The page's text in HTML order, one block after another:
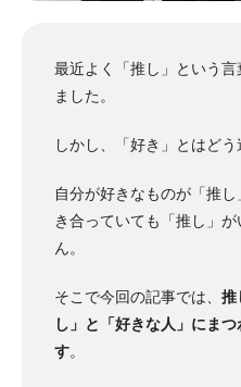
最近よく「推し」という
ました。
しかし、「好き」とはどう
自分が好きなものが「推
き合っていても「推し」
ん。
そこで今回の記事では、 推
し」と「好きな人」にま
す。